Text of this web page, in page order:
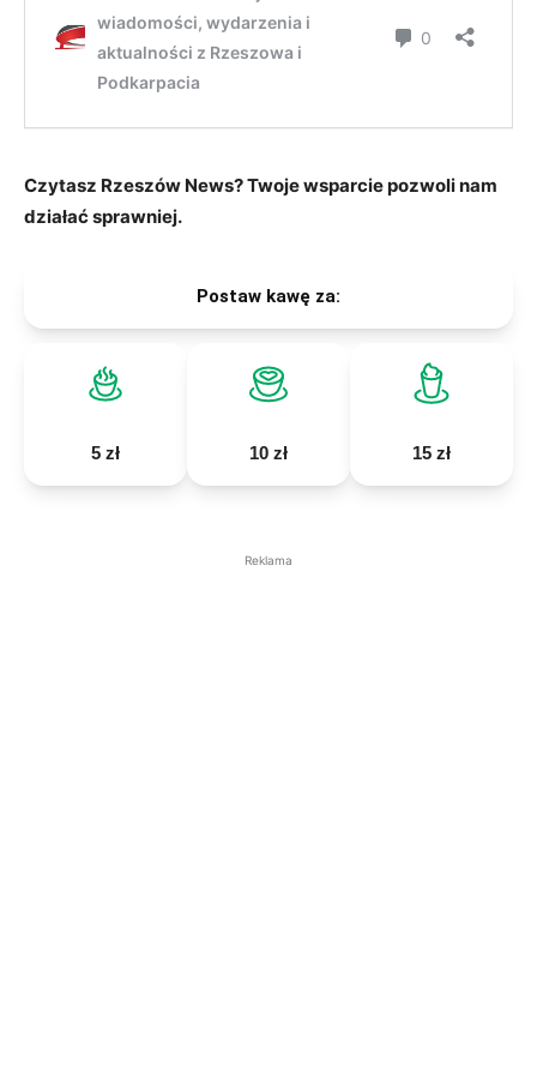
Czytasz Rzeszów News? Twoje wsparcie pozwoli nam
działać sprawniej.
Postaw kawę za:
5 zł 10 zł 15 zł
Reklama